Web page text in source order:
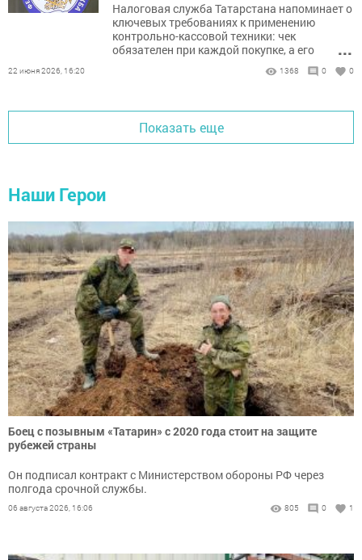
Налоговая служба Татарстана напоминает о
ключевых требованиях к применению
контрольно-кассовой техники: чек
обязателен при каждой покупке, а его
отсутствие грозит серьёзными штрафами.
Разбираем основные правила, исключения и
...
22 июня 2026, 16:20 1368 0 0
Показать еще
Наши Герои
Боец с позывным «Татарин» с 2020 года стоит на защите
рубежей страны
Он подписал контракт с Министерством обороны РФ через
полгода срочной службы.
06 августа 2026, 16:06 805 0 1